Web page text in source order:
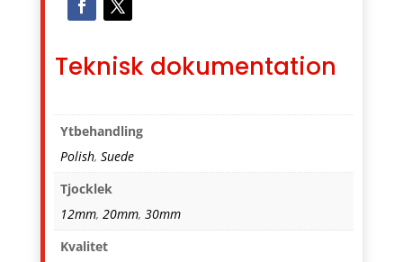
Teknisk dokumentation
Ytbehandling
Polish, Suede
Tjocklek
12mm, 20mm, 30mm
Kvalitet